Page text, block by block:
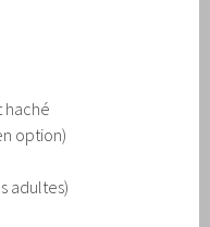
haché
option)
adultes)